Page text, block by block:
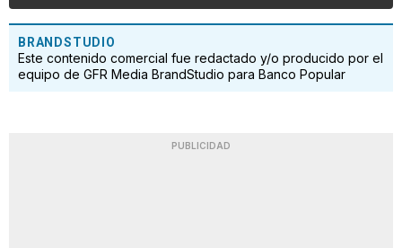
BRANDSTUDIO
Este contenido comercial fue redactado y/o producido por el
equipo de GFR Media BrandStudio para Banco Popular
PUBLICIDAD